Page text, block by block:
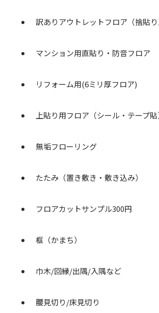
訳ありアウトレットフロア（捨貼り
マンション用直貼り・防音フロア
リフォーム用(6ミリ厚フロア)
上貼り用フロア（シール・テープ貼
無垢フローリング
たたみ（置き敷き・敷き込み）
フロアカットサンプル300円
框（かまち）
巾木/回縁/出隅/入隅など
腰見切り/床見切り